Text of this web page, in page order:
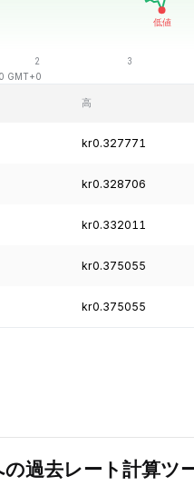
GMT+0
高
kr0.327771
kr0.328706
kr0.332011
kr0.375055
kr0.375055
過去レート計算ツ